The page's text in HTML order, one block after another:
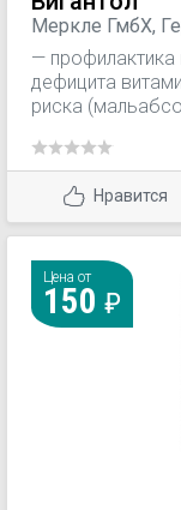
Меркле ГмбХ,
— профилактика
дефицита
риска
печени,
тонкого
остеопороза
(на фоне
иммобилизации
отказом от
— лечение
Нравится
Цена от
150